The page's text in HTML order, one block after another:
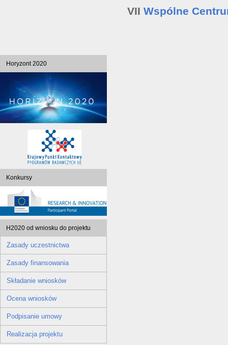
VII Wspólne
Horyzont 2020
Konkursy
H2020 od wniosku do projektu
Zasady uczestnictwa
Zasady finansowania
Składanie wniosków
Ocena wniosków
Podpisanie umowy
Realizacja projektu